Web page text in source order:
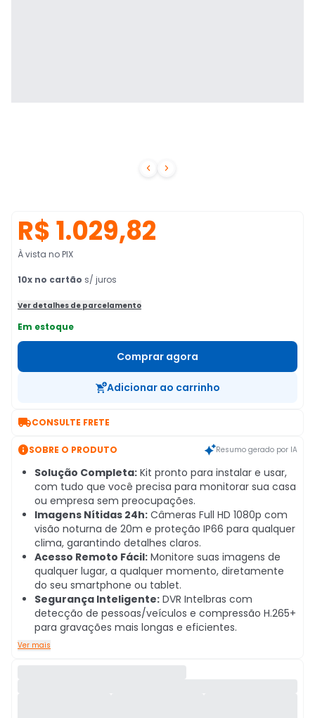
 
R$ 1.029,82
À vista no PIX
10x no cartão s/ juros
Ver detalhes de parcelamento
Em estoque
Comprar agora
Adicionar ao carrinho
CONSULTE FRETE
SOBRE O PRODUTO Resumo gerado por IA
Solução Completa: Kit pronto para instalar e usar,
com tudo que você precisa para monitorar sua casa
ou empresa sem preocupações.
Imagens Nítidas 24h: Câmeras Full HD 1080p com
visão noturna de 20m e proteção IP66 para qualquer
clima, garantindo detalhes claros.
Acesso Remoto Fácil: Monitore suas imagens de
qualquer lugar, a qualquer momento, diretamente
do seu smartphone ou tablet.
Segurança Inteligente: DVR Intelbras com
detecção de pessoas/veículos e compressão H.265+
para gravações mais longas e eficientes.
Ver mais